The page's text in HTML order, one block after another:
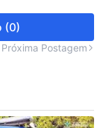
(0)
Próxima Postagem